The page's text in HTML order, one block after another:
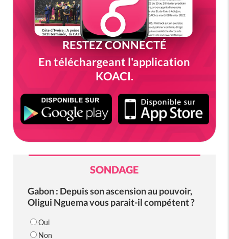
RESTEZ CONNECTÉ
En téléchargeant l'application
KOACI.
SONDAGE
Gabon : Depuis son ascension au pouvoir,
Oligui Nguema vous parait-il compétent ?
Oui
Non